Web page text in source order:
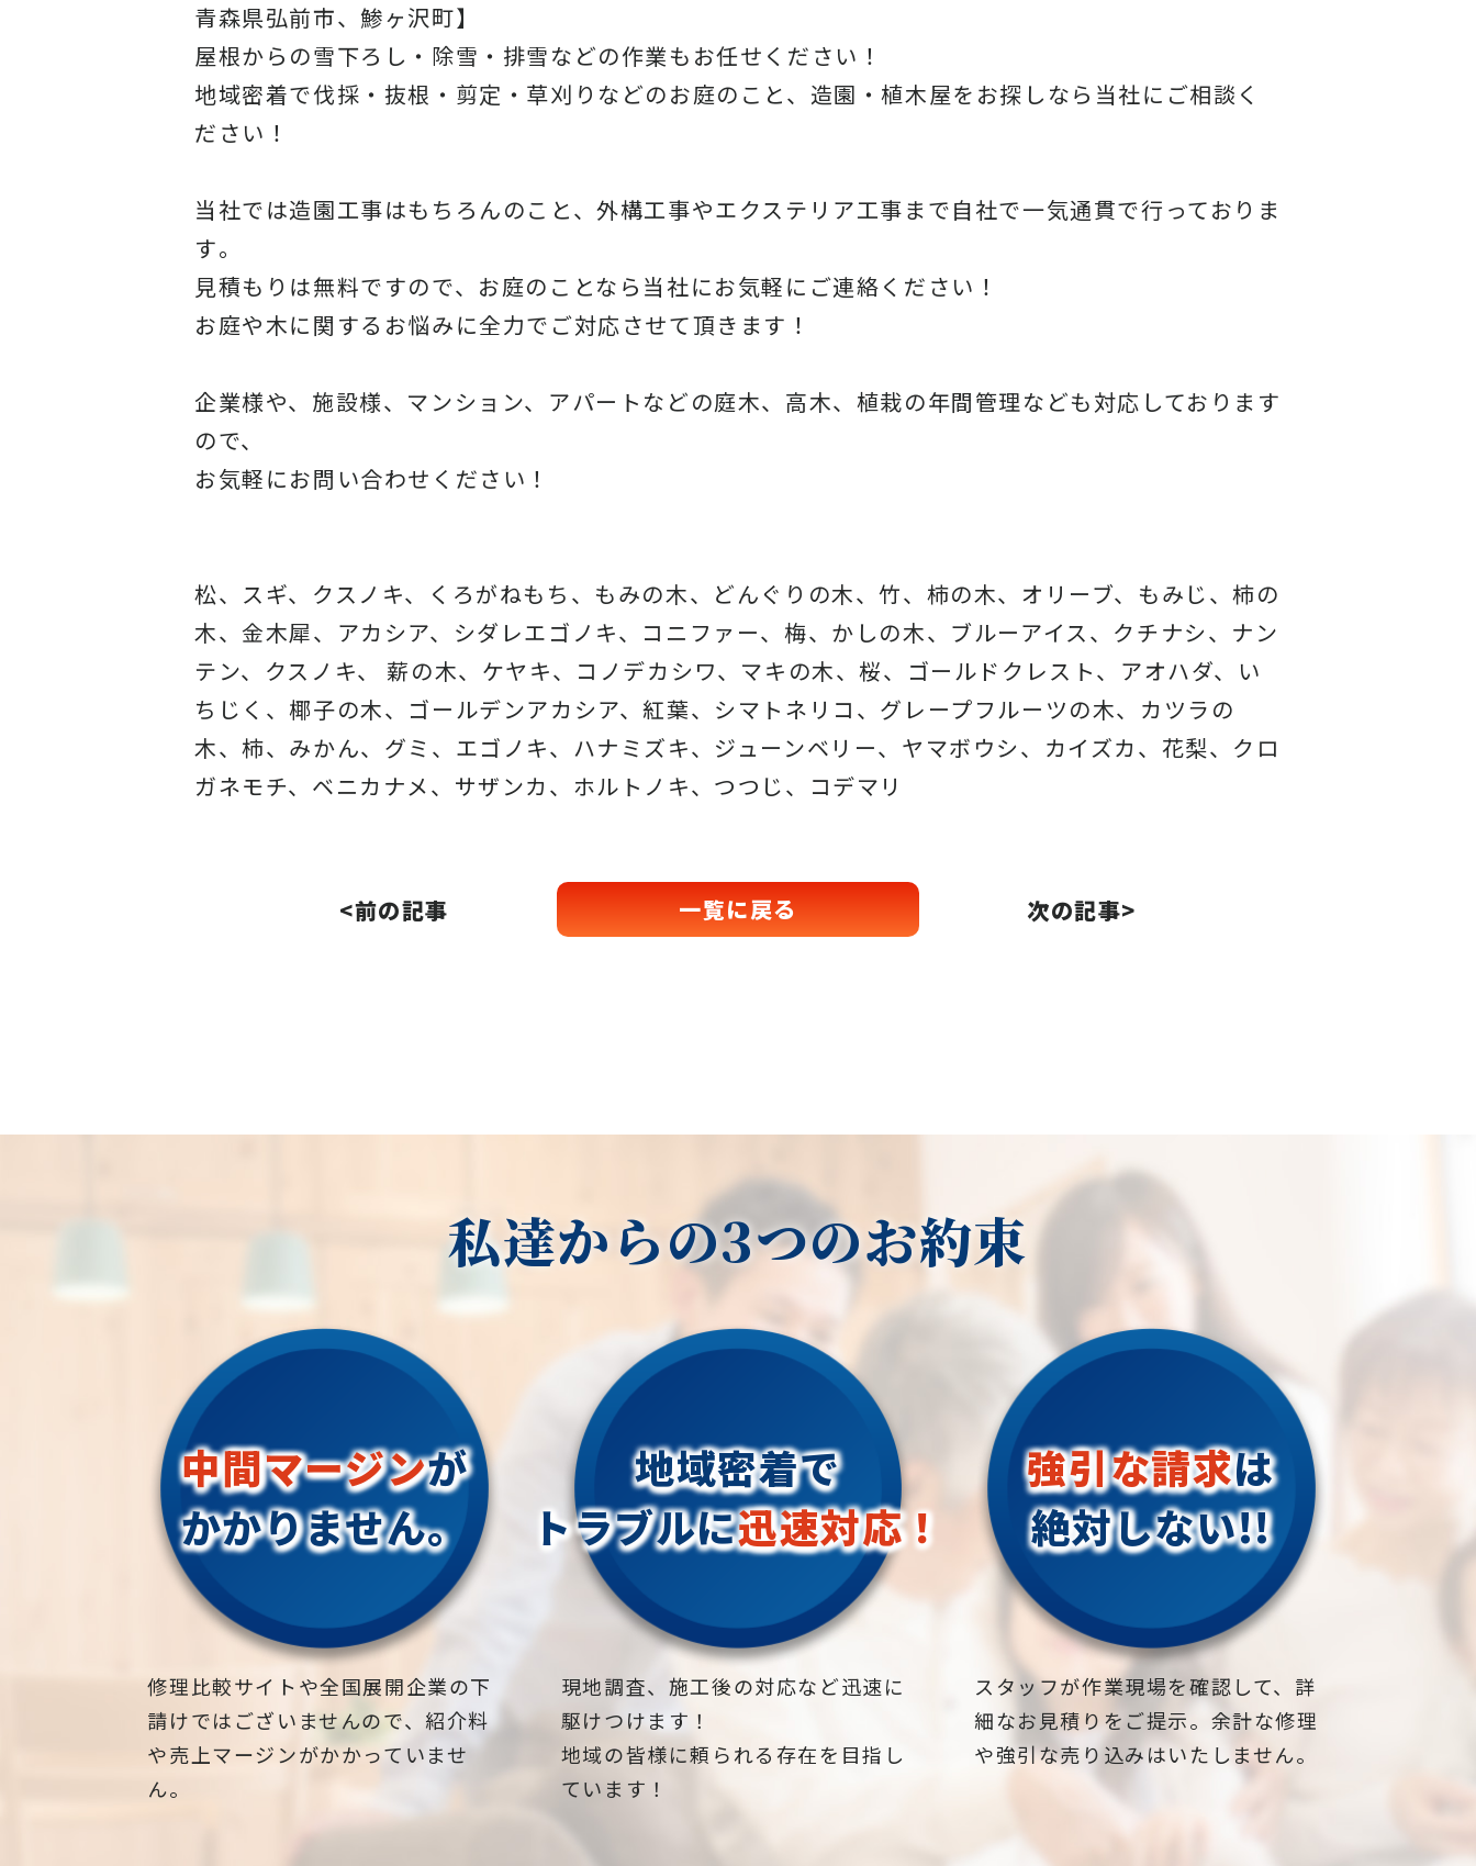
青森県弘前市、鯵ヶ沢町】
屋根からの雪下ろし・除雪・排雪などの作業もお任せください！
地域密着で伐採・抜根・剪定・草刈りなどのお庭のこと、造園・植木屋をお探しなら当社にご相談く
ださい！
当社では造園工事はもちろんのこと、外構工事やエクステリア工事まで自社で一気通貫で行っておりま
す。
見積もりは無料ですので、 お庭のことなら当社にお気軽にご連絡ください！
お庭や木に関するお悩みに全力でご対応させて頂きます！
企業様や、施設様、マンション、アパートなどの庭木、高木、 植栽の年間管理なども対応しております
ので、
お気軽にお問い合わせください！
松、スギ、クスノキ、くろがねもち、もみの木、どんぐりの木、竹、柿の木、オリーブ、もみじ、柿の
木、金木犀、アカシア、 シダレエゴノキ、コニファー、梅、かしの木、ブルーアイス、 クチナシ、ナン
テン、クスノキ、 薪の木、ケヤキ、コノデカシワ、マキの木、桜、
ゴールドクレスト、アオハダ、い
ちじく、椰子の木、 ゴールデンアカシア、紅葉、シマトネリコ、 グレープフルーツの木、カツラの
木、柿、みかん、グミ、 エゴノキ、ハナミズキ、ジューンベリー、ヤマボウシ、カイズカ、 花梨、クロ
ガネモチ、ベニカナメ、サザンカ、ホルトノキ、 つつじ、コデマリ
<前の記事 一覧に戻る 次の記事>
私達からの3つのお約束
中間マージンが
かかりません。
修理比較サイトや全国展開企業の下
請けではございませんので、紹介料
や売上マージンがかかっていませ
ん。
地域密着で
トラブルに迅速対応！
現地調査、施工後の対応など迅速に
駆けつけます！
地域の皆様に頼られる存在を目指し
ています！
強引な請求は
絶対しない!!
スタッフが作業現場を確認して、詳
細なお見積りをご提示。余計な修理
や強引な売り込みはいたしません。